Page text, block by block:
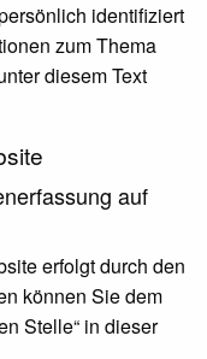
identifiziert
zum Thema
diesem Text
auf
erfolgt durch den
können Sie dem
Stelle“ in dieser